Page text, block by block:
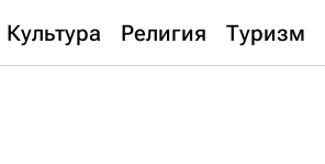
Культура Религия Туризм